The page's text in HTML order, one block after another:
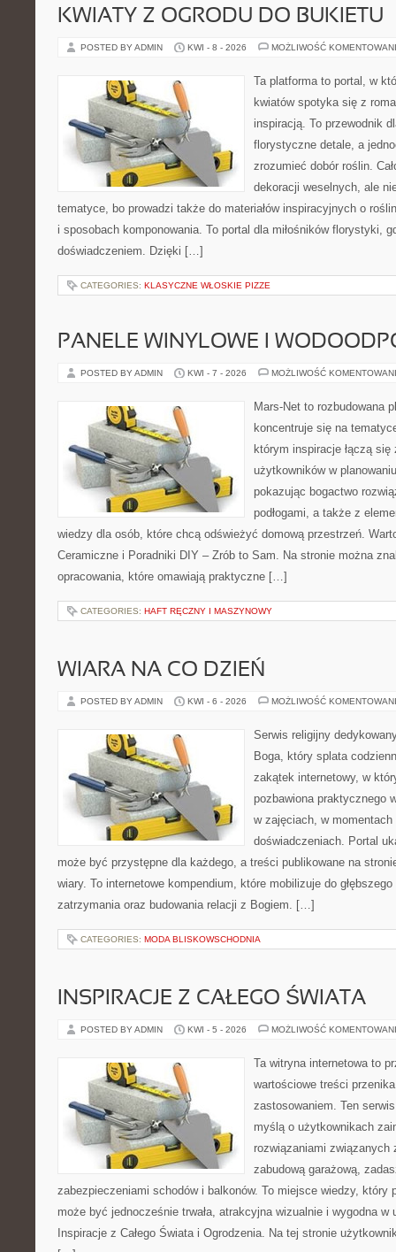
KWIATY Z OGRODU DO BUKIETU
POSTED BY ADMIN KWI - 8 - 2026 MOŻLIWOŚĆ
Ta platforma to portal, w
kwiatów spotyka się z
inspiracją. To przewodnik
florystyczne detale, a
zrozumieć dobór roślin.
dekoracji weselnych, ale
tematyce, bo prowadzi także do materiałów inspiracyjnych o
i sposobach komponowania. To portal dla miłośników florystyki,
doświadczeniem. Dzięki […]
CATEGORIES: KLASYCZNE WŁOSKIE PIZZE
PANELE WINYLOWE I
POSTED BY ADMIN KWI - 7 - 2026 MOŻLIWOŚĆ
Mars-Net to rozbudowana
koncentruje się na
którym inspiracje łączą
użytkowników w
pokazując bogactwo
podłogami, a także z
wiedzy dla osób, które chcą odświeżyć domową przestrzeń.
Ceramiczne i Poradniki DIY – Zrób to Sam. Na stronie można
opracowania, które omawiają praktyczne […]
CATEGORIES: HAFT RĘCZNY I MASZYNOWY
WIARA NA CO DZIEŃ
POSTED BY ADMIN KWI - 6 - 2026 MOŻLIWOŚĆ
Serwis religijny
Boga, który splata
zakątek internetowy, w
pozbawiona praktycznego
w zajęciach, w
doświadczeniach. Portal
może być przystępne dla każdego, a treści publikowane na
wiary. To internetowe kompendium, które mobilizuje do głębszego
zatrzymania oraz budowania relacji z Bogiem. […]
CATEGORIES: MODA BLISKOWSCHODNIA
INSPIRACJE Z CAŁEGO ŚWIATA
POSTED BY ADMIN KWI - 5 - 2026 MOŻLIWOŚĆ
Ta witryna internetowa to
wartościowe treści
zastosowaniem. Ten
myślą o użytkownikach
rozwiązaniami związanych
zabudową garażową,
zabezpieczeniami schodów i balkonów. To miejsce wiedzy, który
może być jednocześnie trwała, atrakcyjna wizualnie i wygodna w
Inspiracje z Całego Świata i Ogrodzenia. Na tej stronie